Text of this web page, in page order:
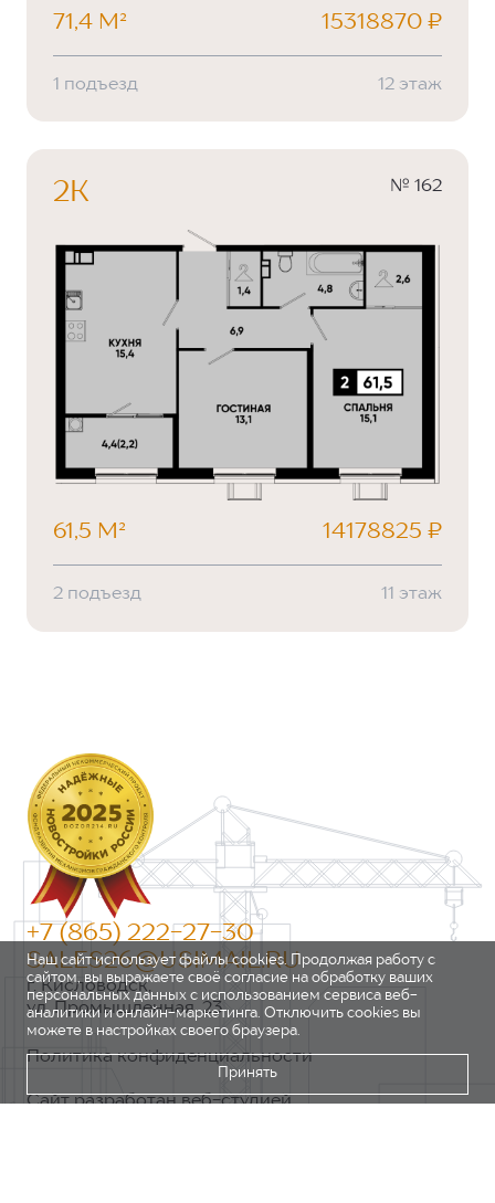
71,4 М² 15318870 ₽
1 подъезд 12 этаж
2К № 162
61,5 М² 14178825 ₽
2 подъезд 11 этаж
+7 (865) 222-27-30
SALES26@USIMAIL.RU
г. Кисловодск,
ул. Промышленная, 23
Политика конфиденциальности
Сайт разработан веб-студией
Наш сайт использует файлы cookies. Продолжая работу с
сайтом, вы выражаете своё согласие на обработку ваших
персональных данных с использованием сервиса веб-
аналитики и онлайн-маркетинга. Отключить cookies вы
можете в настройках своего браузера.
Принять